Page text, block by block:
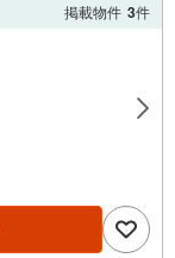
掲載物件 3件